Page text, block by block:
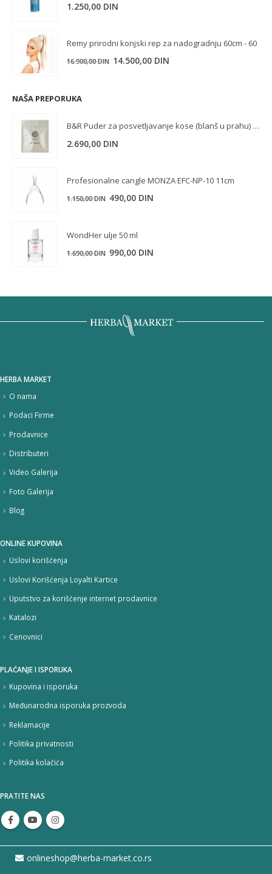
1.250,00 DIN
Remy prirodni konjski rep za nadogradnju 60cm - 60
16.900,00DIN Originalna
14.500,00 DIN
NAŠA PREPORUKA
B&R Puder za posvetljavanje kose (blanš u prahu) 1000 g
2.690,00 DIN
Profesionalne cangle MONZA EFC-NP-10 11cm
1.150,00DIN Originalna
bila:
1.150,00 DIN.
490,00 DIN
WondHer ulje 50 ml
1.690,00DIN Originalna
bila:
990,00 DIN
990,00 DIN.
HERBA MARKET
O nama
Podaci Firme
Prodavnice
Distributeri
Video Galerija
Foto Galerija
Blog
ONLINE KUPOVINA
Uslovi korišćenja
Uslovi Korišćenja Loyalti Kartice
Uputstvo za korišćenje internet prodavnice
Katalozi
Cenovnici
PLAĆANJE I ISPORUKA
Kupovina i isporuka
Međunarodna isporuka prozvoda
Reklamacije
Politika privatnosti
Politika kolačića
PRATITE NAS
onlineshop@herba-market.co.rs